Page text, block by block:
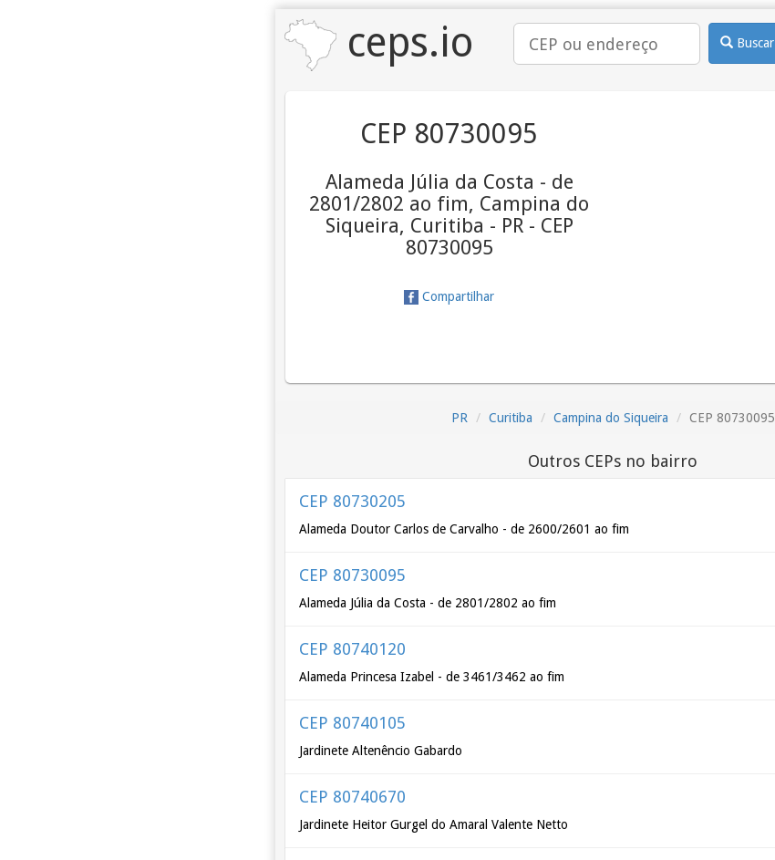
ceps.io Buscar
CEP 80730095
Alameda Júlia da Costa - de
2801/2802 ao fim, Campina do
Siqueira, Curitiba - PR - CEP
80730095
Compartilhar
PR Curitiba Campina do Siqueira CEP 80730095
Outros CEPs no bairro
CEP 80730205
Alameda Doutor Carlos de Carvalho - de 2600/2601 ao fim
CEP 80730095
Alameda Júlia da Costa - de 2801/2802 ao fim
CEP 80740120
Alameda Princesa Izabel - de 3461/3462 ao fim
CEP 80740105
Jardinete Altenêncio Gabardo
CEP 80740670
Jardinete Heitor Gurgel do Amaral Valente Netto